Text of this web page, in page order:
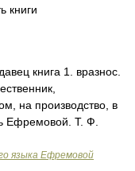
книги
книга 1. вразнос.
на производство, в
Ефремовой. Т. Ф.
языка Ефремовой